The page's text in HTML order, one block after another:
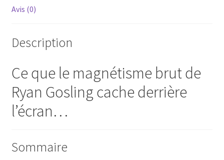
Avis (0)
Description
Ce que le magnétisme brut de
Ryan Gosling cache derrière
l’écran…
Sommaire